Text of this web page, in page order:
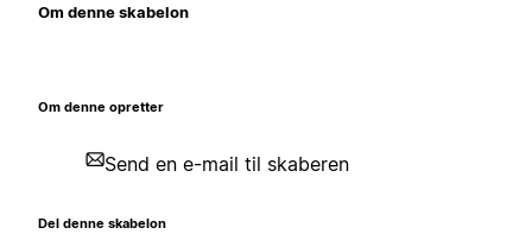
Om denne skabelon
Om denne opretter
Send en e-mail til skaberen
Del denne skabelon